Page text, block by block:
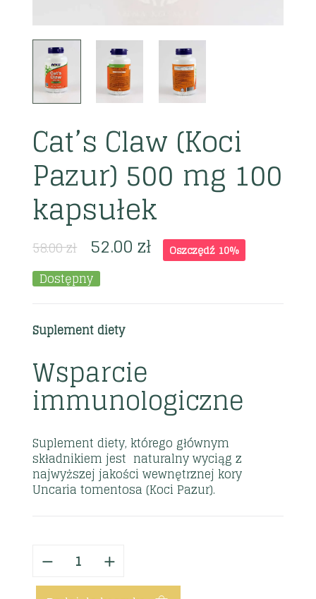
Cat’s Claw (Koci
Pazur) 500 mg 100
kapsułek
58.00zł 52.00zł Oszczędź 10%
Dostępny
Suplement diety
Wsparcie
immunologiczne
Suplement diety, którego głównym
składnikiem jest naturalny wyciąg z
najwyższej jakości wewnętrznej kory
Uncaria tomentosa (Koci Pazur).